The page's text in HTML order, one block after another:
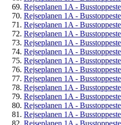
Rejseplanen 1A -
Rejseplanen 1A -
Rejseplanen 1A -
Rejseplanen 1A -
Rejseplanen 1A -
Rejseplanen 1A -
Rejseplanen 1A -
Rejseplanen 1A -
Rejseplanen 1A -
Rejseplanen 1A -
Rejseplanen 1A -
Rejseplanen 1A -
Rejseplanen 1A -
Rejseplanen 1A -